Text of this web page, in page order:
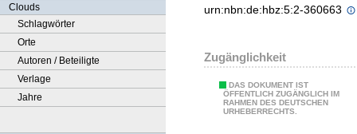
Clouds
Schlagwörter
Orte
Autoren / Beteiligte
Verlage
Jahre
urn:nbn:de:hbz:5:2-360663
Zugänglichkeit
DAS DOKUMENT IST
ÖFFENTLICH ZUGÄNGLICH IM
RAHMEN DES DEUTSCHEN
URHEBERRECHTS.